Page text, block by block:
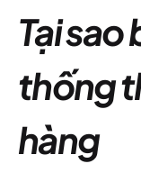
Tại
thống
hàng